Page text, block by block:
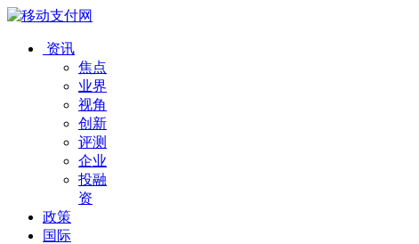
资讯
焦点
业界
视角
创新
评测
企业
投融
资
政策
国际